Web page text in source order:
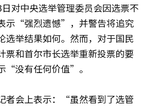
对中央选举管理委员会因选票不
示“强烈遗憾”，并警告将追究
选举结果如何。然而，对于国民
票和首尔市长选举重新投票的要
“没有任何价值”。
者会上表示：“虽然看到了选管